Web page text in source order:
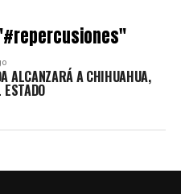
ALCANZARÁ A CHIHUAHUA,